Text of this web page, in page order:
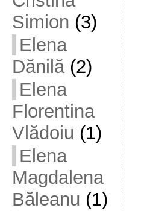
Simion (3)
Elena
Dănilă(2)
Elena
Florentina
Vlădoiu (1)
Elena
Magdalena
Băleanu (1)